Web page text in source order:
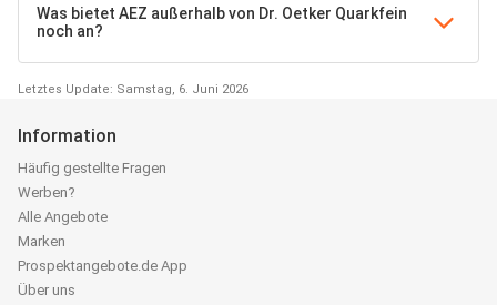
Was bietet AEZ außerhalb von Dr. Oetker Quarkfein
noch an?
Letztes Update: Samstag, 6. Juni 2026
Information
Häufig gestellte Fragen
Werben?
Alle Angebote
Marken
Prospektangebote.de App
Über uns